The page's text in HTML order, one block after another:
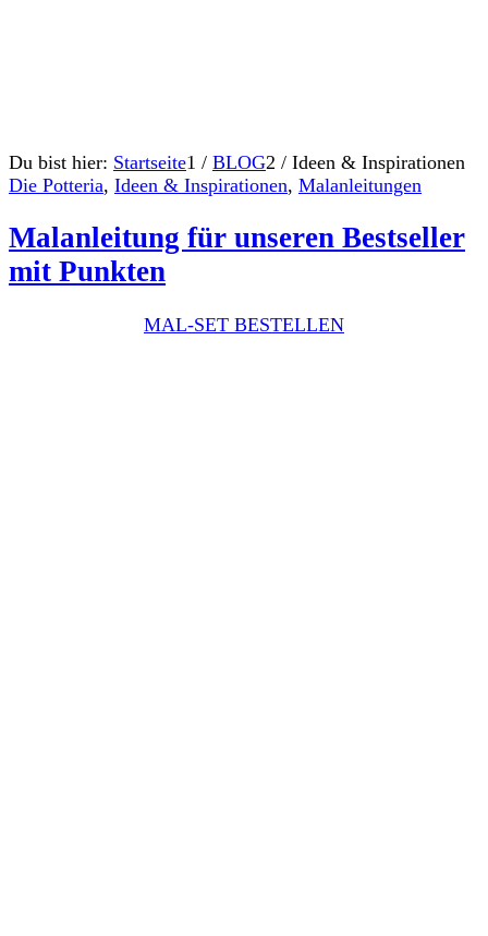
Du bist hier: Startseite1 / BLOG2 / Ideen & Inspirationen
Die Potteria, Ideen & Inspirationen, Malanleitungen
Malanleitung für unseren Bestseller
mit Punkten
MAL-SET BESTELLEN